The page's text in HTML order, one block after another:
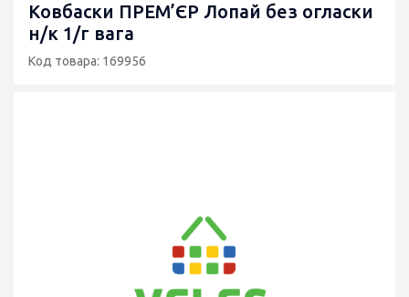
Ковбаски ПРЕМ’ЄР Лопай без огласки
н/к 1/г вага
Код товара: 169956